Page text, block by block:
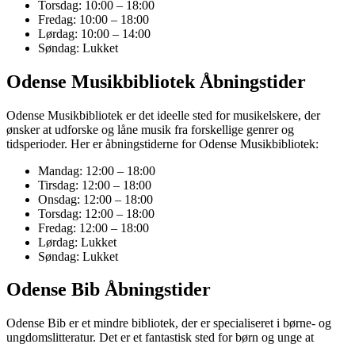
Torsdag: 10:00 – 18:00
Fredag: 10:00 – 18:00
Lørdag: 10:00 – 14:00
Søndag: Lukket
Odense Musikbibliotek Åbningstider
Odense Musikbibliotek er det ideelle sted for musikelskere, der
ønsker at udforske og låne musik fra forskellige genrer og
tidsperioder. Her er åbningstiderne for Odense Musikbibliotek:
Mandag: 12:00 – 18:00
Tirsdag: 12:00 – 18:00
Onsdag: 12:00 – 18:00
Torsdag: 12:00 – 18:00
Fredag: 12:00 – 18:00
Lørdag: Lukket
Søndag: Lukket
Odense Bib Åbningstider
Odense Bib er et mindre bibliotek, der er specialiseret i børne- og
ungdomslitteratur. Det er et fantastisk sted for børn og unge at